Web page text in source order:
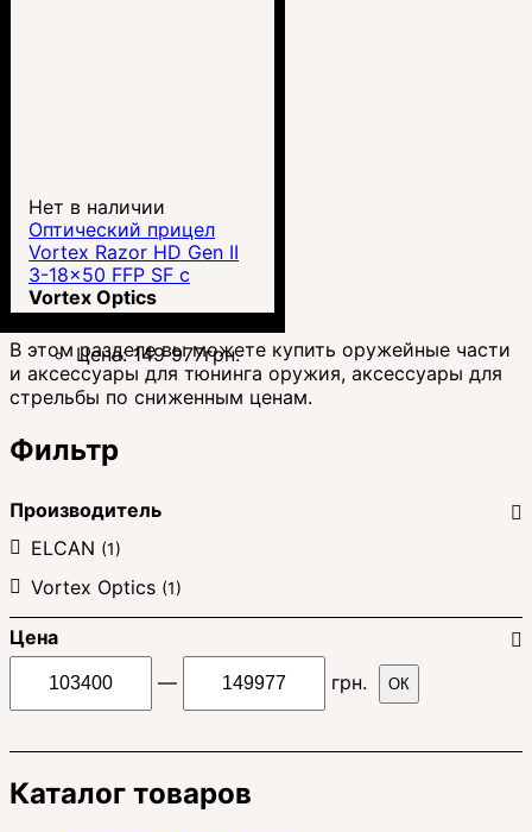
Нет в наличии
Оптический прицел
Vortex Razor HD Gen II
3-18x50 FFP SF с
сеткой EBR-7C MRAD +
крепление SPUR (SP-
4002C)
Vortex Optics
Цена:149 977грн.
В этом разделе вы можете купить оружейные части
и аксессуары для тюнинга оружия, аксессуары для
стрельбы по сниженным ценам.
Фильтр
Производитель
ELCAN (1)
Vortex Optics (1)
Цена
—
грн. ОК
Каталог товаров